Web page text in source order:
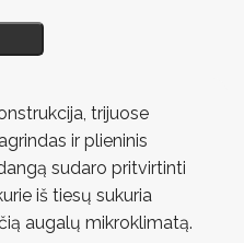
trijuose
ir plieninis
sudaro pritvirtinti
iš tiesų sukuria
augalų mikroklimatą.